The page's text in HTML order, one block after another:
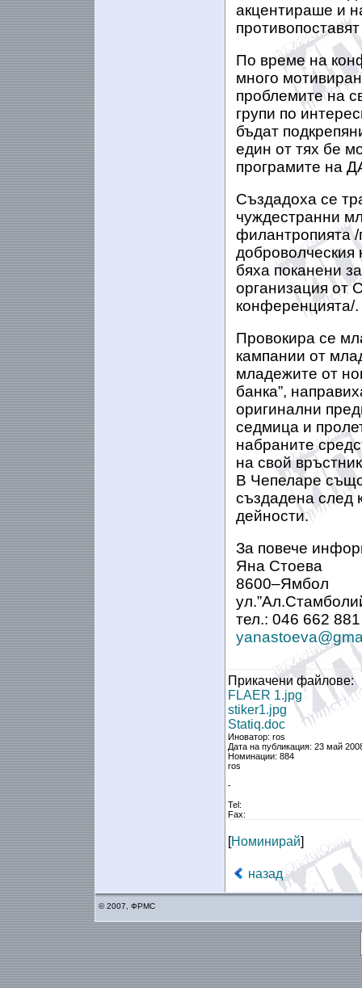
акцентираше и
По време на
много
проблемите на
групи по
бъдат
един от тях бе
програмите на
Създадоха се
чуждестранни
филантропията /
доброволческия
бяха поканени
организация от
конференцията/.
Провокира се
кампании от
младежите от
банка”,
оригинални
седмица и
набраните
на свой
В Чепеларе
създадена след
дейности.
За повече
Яна Стоева
8600–Ямбол
тел.: 046 662 881
Прикачени файлове:
FLAER 1.jpg
stiker1.jpg
Statiq.doc
Иноватор: ros
Дата на публикация: 23 май
Номинации: 884
ros
-
Tel:
Fax:
[Номинирай]
назад
© 2007, ФРМС